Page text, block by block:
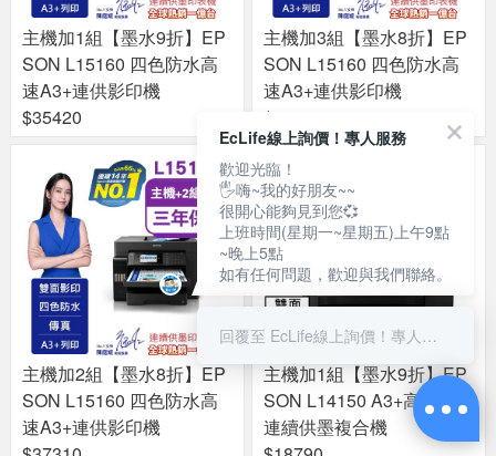
主機加1組【墨水9折】EP
SON L15160 四色防水高
速A3+連供影印機
$35420
主機加3組【墨水8折】EP
SON L15160 四色防水高
速A3+連供影印機
$39470
主機加2組【墨水8折】EP
SON L15160 四色防水高
速A3+連供影印機
主機加1組【墨水9折】EP
SON L14150 A3+高速雙網
連續供墨複合機
EcLife線上詢價！專人服務
歡迎光臨！
🖐嗨~我的好朋友~~
很開心能夠見到您💞
上班時間(星期一~星期五)上午9點
~晚上5點
如有任何問題，歡迎與我們聯絡。
回覆至 EcLife線上詢價！專人服務